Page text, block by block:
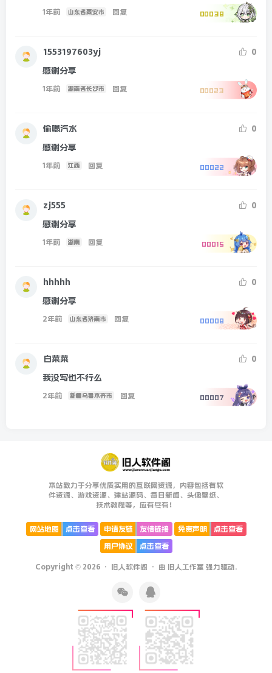
1年前 山东省泰安市 回复 00038
1553197603yj
0
感谢分享
1年前 湖南省长沙市 回复 00023
偷喝汽水
0
感谢分享
1年前 江西 回复 00022
zj555
0
感谢分享
1年前 湖南 回复 00015
hhhhh
0
感谢分享
2年前 山东省济南市 回复 00008
白菜菜
0
我没写也不行么
2年前 新疆乌鲁木齐市 回复 00007
本站致力于分享优质实用的互联网资源，内容包括有软
件资源、游戏资源、建站源码、每日新闻、头像壁纸、
技术教程等，应有尽有！
网站地图 点击查看 申请友链 友情链接 免责声明
点击查看
用户协议
点击查看
Copyright © 2026 · 旧人软件阁 · 由 旧人工作室 强力驱动.